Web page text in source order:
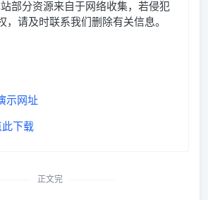
部分资源来自于网络收集，若侵犯
，请及时联系我们删除有关信息。
示网址
此下载
正文完